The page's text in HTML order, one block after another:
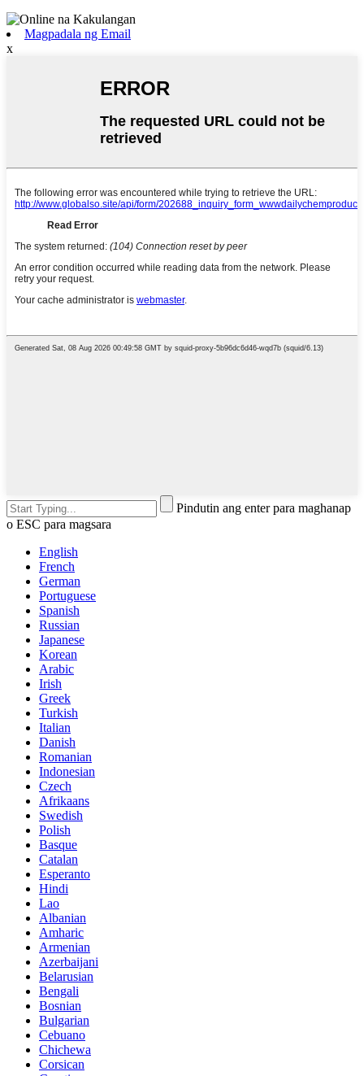
Magpadala ng Email
x
Pindutin ang enter para maghanap
o ESC para magsara
English
French
German
Portuguese
Spanish
Russian
Japanese
Korean
Arabic
Irish
Greek
Turkish
Italian
Danish
Romanian
Indonesian
Czech
Afrikaans
Swedish
Polish
Basque
Catalan
Esperanto
Hindi
Lao
Albanian
Amharic
Armenian
Azerbaijani
Belarusian
Bengali
Bosnian
Bulgarian
Cebuano
Chichewa
Corsican